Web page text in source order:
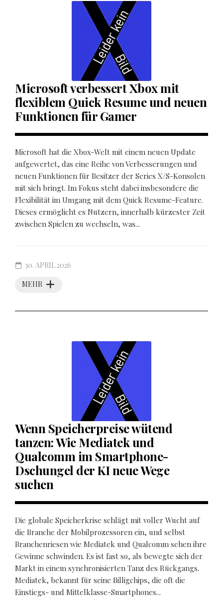
Microsoft verbessert Xbox mit
flexiblem Quick Resume und neuen
Funktionen für Gamer
Microsoft hat die Xbox-Welt mit einem neuen Update
aufgewertet, das eine Reihe von Verbesserungen und
neuen Funktionen für Besitzer der Series X/S-Konsolen
mit sich bringt. Im Fokus steht dabei insbesondere die
Flexibilität im Umgang mit dem Quick Resume-Feature.
Dieses ermöglicht es Nutzern, innerhalb kürzester Zeit
zwischen Spielen zu wechseln, was...
MEHR
30. APRIL 2026
Wenn Speicherpreise wütend
tanzen: Wie Mediatek und
Qualcomm im Smartphone-
Dschungel der KI neue Wege
suchen
Die globale Speicherkrise schlägt mit voller Wucht auf
die Branche der Mobilprozessoren ein, und selbst
Branchenriesen wie Mediatek und Qualcomm sehen ihre
Gewinne schwinden. Es ist fast so, als bewegte sich der
Markt in einem synchronisierten Tanz des Rückgangs.
Mediatek, bekannt für seine Billigchips, die oft die
Einstiegs- und Mittelklasse-Smartphones...